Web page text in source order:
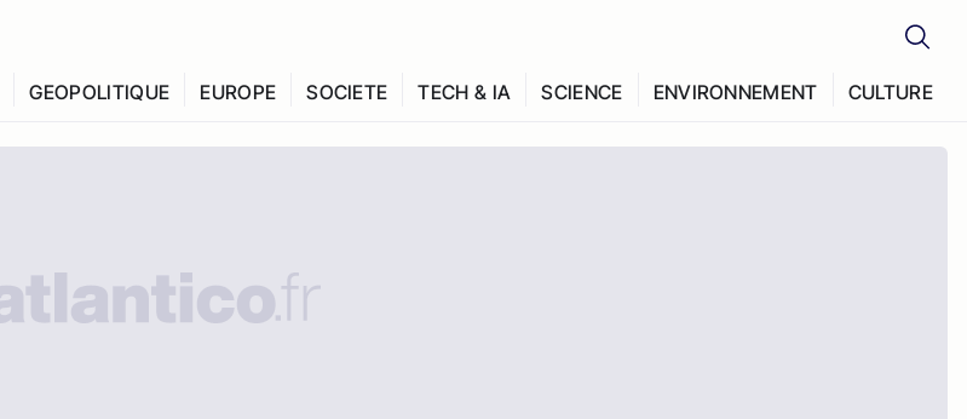
GEOPOLITIQUE EUROPE SOCIETE TECH & IA SCIENCE ENVIRONNEMENT CULTURE